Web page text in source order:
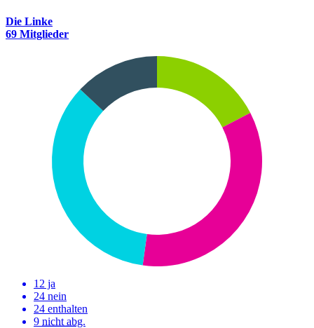
Die Linke
69 Mitglieder
12 ja
24 nein
24 enthalten
9 nicht abg.